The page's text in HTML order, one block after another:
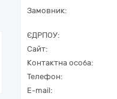
Замовник:
ЄДРПОУ:
Сайт:
Контактна особа:
Телефон:
E-mail: